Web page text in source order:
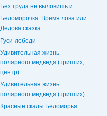
Без труда не выловишь и...
Беломорочка. Время лова или
Дедова сказка
Гуси-лебеди
Удивительная жизнь
полярного медведя (триптих,
центр)
Удивительная жизнь
полярного медведя (триптих)
Красные скалы Беломорья